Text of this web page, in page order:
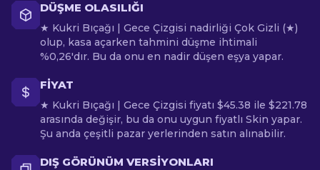
DÜŞME OLASILIĞI
★ Kukri Bıçağı | Gece Çizgisi nadirliği Çok Gizli (★)
olup, kasa açarken tahmini düşme ihtimali
%0,26'dır. Bu da onu en nadir düşen eşya yapar.
FIYAT
★ Kukri Bıçağı | Gece Çizgisi fiyatı $45.38 ile $221.78
arasında değişir, bu da onu uygun fiyatlı Skin yapar.
Şu anda çeşitli pazar yerlerinden satın alınabilir.
DIŞ GÖRÜNÜM VERSIYONLARI